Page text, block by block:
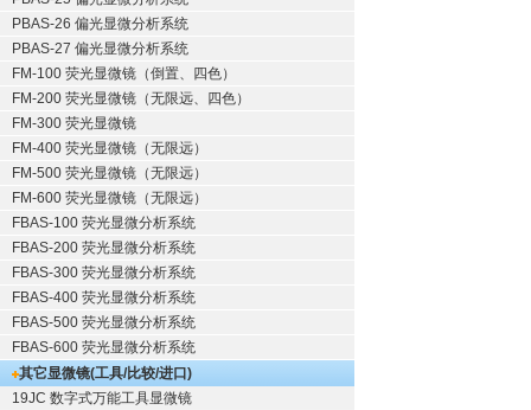
PBAS-26 偏光显微分析系统
PBAS-27 偏光显微分析系统
FM-100 荧光显微镜（倒置、四色）
FM-200 荧光显微镜（无限远、四色）
FM-300 荧光显微镜
FM-400 荧光显微镜（无限远）
FM-500 荧光显微镜（无限远）
FM-600 荧光显微镜（无限远）
FBAS-100 荧光显微分析系统
FBAS-200 荧光显微分析系统
FBAS-300 荧光显微分析系统
FBAS-400 荧光显微分析系统
FBAS-500 荧光显微分析系统
FBAS-600 荧光显微分析系统
其它显微镜(工具/比较/进口)
19JC 数字式万能工具显微镜